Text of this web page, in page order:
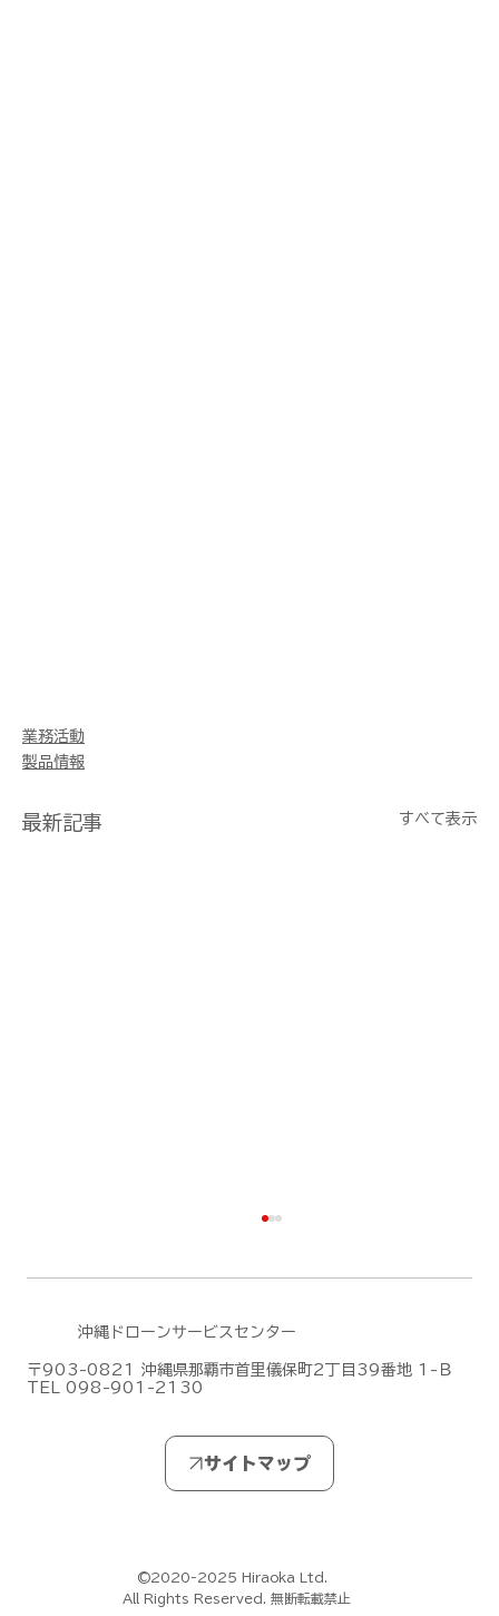
業務活動
製品情報
最新記事 すべて表示
DJIがMic Mini シリーズの新作「DJI
©2020-2025 Hiraoka Ltd.
All Rights Reserved. 無断転載禁止
沖縄ドローンサービスセンター
〒903-0821 沖縄県那覇市首里儀保町2丁目39番地 1-Ｂ
TEL 098-901-2130